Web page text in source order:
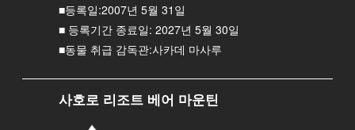
■등록일:2007년 5월 31일
■ 등록기간 종료일: 2027년 5월 30일
■동물 취급 감독관:사카데 마사루
사호로 리조트 베어 마운틴